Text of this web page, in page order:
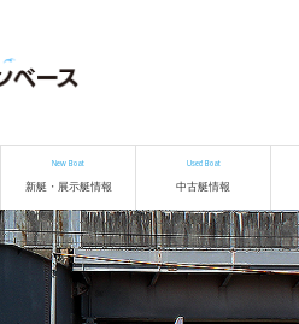
New Boat
新艇・展示艇情報
Used Boat
中古艇情報